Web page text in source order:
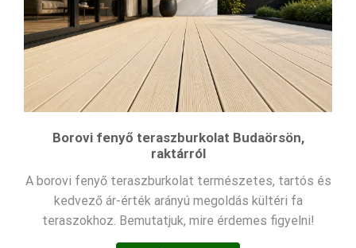
Borovi fenyő teraszburkolat Budaörsön,
raktárról
A borovi fenyő teraszburkolat természetes, tartós és
kedvező ár-érték arányú megoldás kültéri fa
teraszokhoz. Bemutatjuk, mire érdemes figyelni!